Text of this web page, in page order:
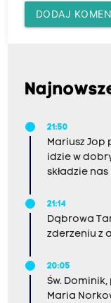
DODAJ
21:50
Mariusz Jop
idzie w
składzie
21:14
Dąbrowa
zderzeniu z
20:05
Św.
Maria